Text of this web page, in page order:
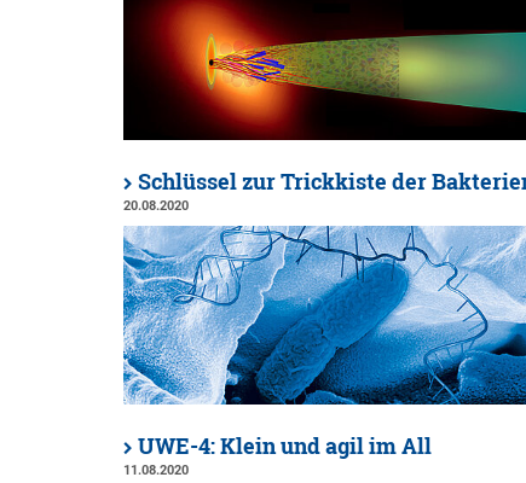
Schlüssel zur Trickkiste der
20.08.2020
UWE-4: Klein und agil im All
11.08.2020